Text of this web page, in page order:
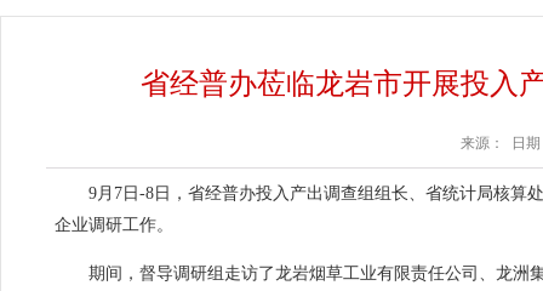
省经普办莅临龙岩市开展投入
来源： 日期
9月7日-8日，省经普办投入产出调查组组长、省统计局核算
企业调研工作。
期间，督导调研组走访了龙岩烟草工业有限责任公司、龙洲